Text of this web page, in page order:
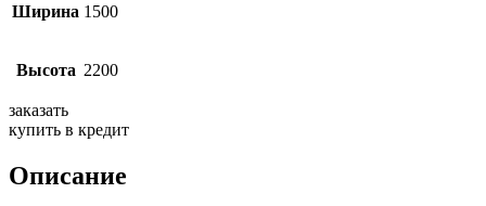
Ширина 1500
Высота 2200
заказать
купить в кредит
Описание